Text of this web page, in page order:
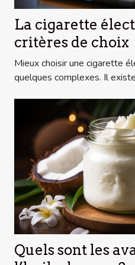
La cigarette
critères de choix
Mieux choisir une cigarette
quelques complexes. Il
Quels sont les